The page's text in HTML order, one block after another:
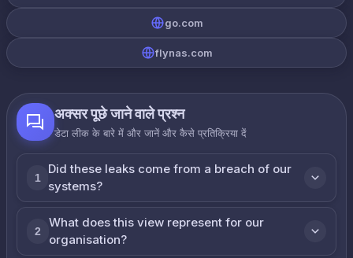
go.com
flynas.com
अक्सर पूछे जाने वाले प्रश्न
डेटा लीक के बारे में और जानें और कैसे प्रतिक्रिया दें
1
Did these leaks come from a breach of our
systems?
2
What does this view represent for our
organisation?